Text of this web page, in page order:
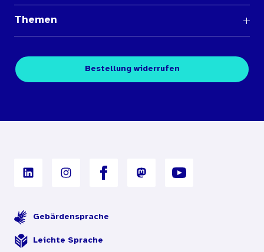
Medienübersichten
Kontakt
Themen
Fachpublikationen
Digitales Archiv
Bestellung widerrufen
Gebärdensprache
Leichte Sprache